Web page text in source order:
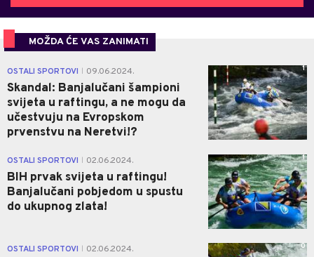
MOŽDA ĆE VAS ZANIMATI
OSTALI SPORTOVI 09.06.2024.
Skandal: Banjalučani šampioni
svijeta u raftingu, a ne mogu da
učestvuju na Evropskom
prvenstvu na Neretvi!?
1
OSTALI SPORTOVI 02.06.2024.
BIH prvak svijeta u raftingu!
Banjalučani pobjedom u spustu
do ukupnog zlata!
1
OSTALI SPORTOVI 02.06.2024. 0